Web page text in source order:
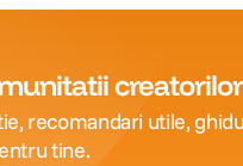
creatorilor
recomandari utile,
tine.